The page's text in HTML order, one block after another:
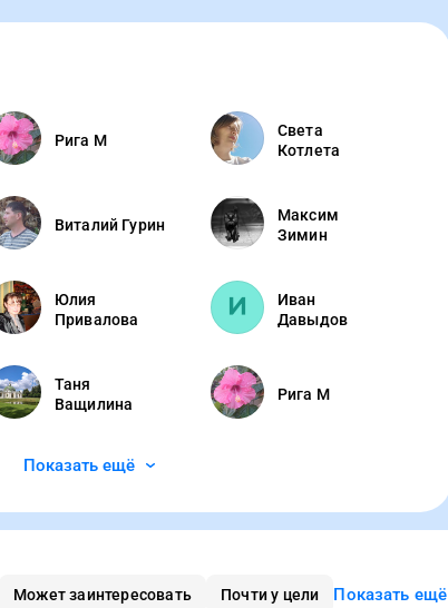
Рига М
Света
Котлета
Виталий Гурин
Максим
Зимин
Юлия
Привалова
Иван
Давыдов
Таня
Ващилина
Рига М
Показать ещё
Может заинтересовать Почти у цели Показать ещё